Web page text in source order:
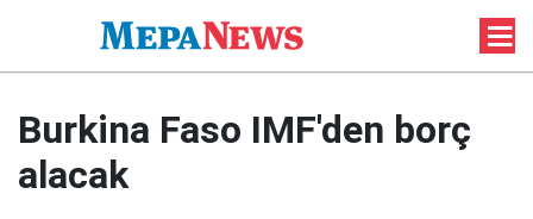
Burkina Faso IMF'den borç
alacak